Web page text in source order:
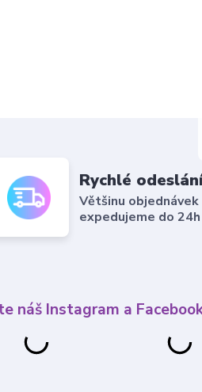
Rychlé
Většinu objednávek
expedujeme do 24h
náš Instagram a